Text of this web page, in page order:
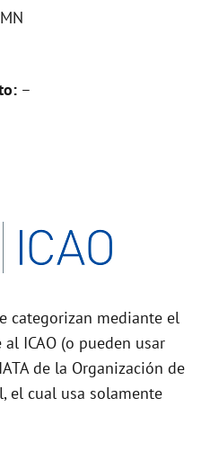
e
o –
categorizan mediante el
ICAO (o pueden usar
de la Organización de
el cual usa solamente